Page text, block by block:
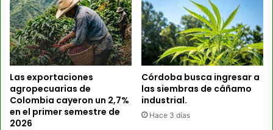
Las exportaciones
agropecuarias de
Colombia cayeron un 2,7%
en el primer semestre de
2026
Córdoba busca ingresar a
las siembras de cáñamo
industrial.
Hace 3 días